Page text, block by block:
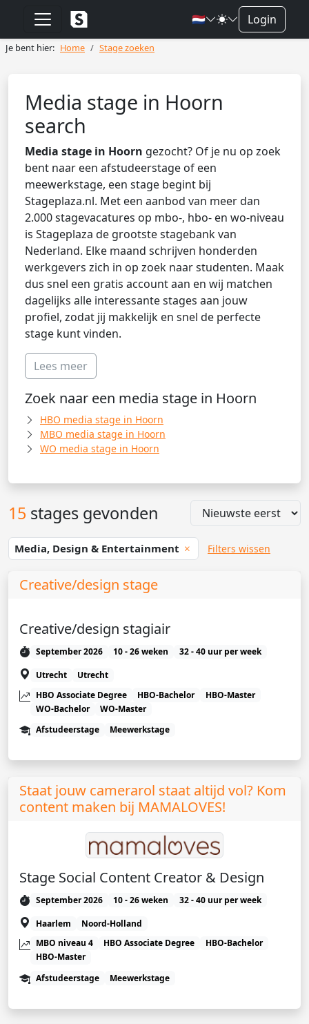
🇳🇱 Login
Je bent hier: Home Stage zoeken
Media stage in Hoorn
search
Media stage in Hoorn gezocht? Of je nu op zoek
bent naar een afstudeerstage of een
meewerkstage, een stage begint bij
Stageplaza.nl. Met een aanbod van meer dan
2.000 stagevacatures op mbo-, hbo- en wo-niveau
is Stageplaza de grootste stagebank van
Nederland. Elke maand schrijven honderden
werkgevers zich in op zoek naar studenten. Maak
dus snel een gratis account aan en wij matchen
dagelijks alle interessante stages aan jouw
profiel, zodat jij makkelijk en snel de perfecte
stage kunt vinden.
Lees meer
Zoek naar een media stage in Hoorn
HBO media stage in Hoorn
MBO media stage in Hoorn
WO media stage in Hoorn
15 stages gevonden
Media, Design & Entertainment Filters wissen
Creative/design stage
Creative/design stagiair
September 2026 10 - 26 weken
32 - 40 uur per week
Utrecht
Utrecht
HBO Associate Degree
HBO-Bachelor
HBO-Master
WO-Bachelor
WO-Master
Afstudeerstage
Meewerkstage
Staat jouw camerarol staat altijd vol? Kom
content maken bij MAMALOVES!
Stage Social Content Creator & Design
September 2026 10 - 26 weken
32 - 40 uur per week
Haarlem
Noord-Holland
MBO niveau 4
HBO Associate Degree
HBO-Bachelor
HBO-Master
Afstudeerstage
Meewerkstage